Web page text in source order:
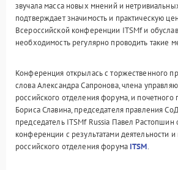
звучала масса новых мнений и
подтверждает значимость и практическую
Всероссийской конференции ITSMf и
необходимость регулярно проводить такие
Конференция открылась с торжественного
слова Александра Сапронова, члена
российского отделения форума, и почетного
Бориса Славина, председателя правления
председатель ITSMf Russia Павел Растопшин
конференции с результатами деятельности
российского отделения форума ITSM.